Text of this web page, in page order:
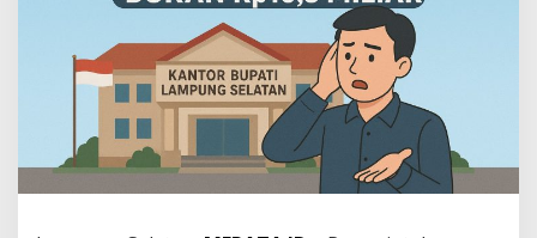
l
i
a
r
,
P
e
m
k